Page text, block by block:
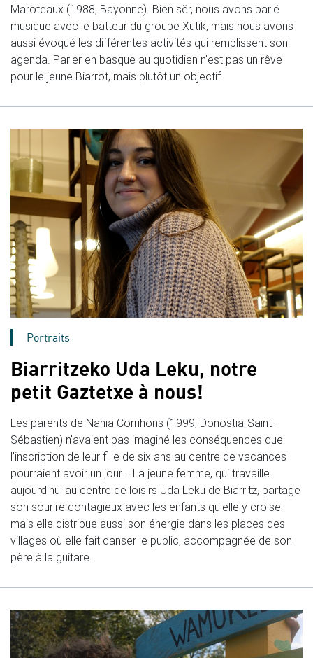
Maroteaux (1988, Bayonne). Bien sër, nous avons parlé
musique avec le batteur du groupe Xutik, mais nous avons
aussi évoqué les différentes activités qui remplissent son
agenda. Parler en basque au quotidien n'est pas un rêve
pour le jeune Biarrot, mais plutôt un objectif.
Portraits
Biarritzeko Uda Leku, notre
petit Gaztetxe à nous!
Les parents de Nahia Corrihons (1999, Donostia-Saint-
Sébastien) n'avaient pas imaginé les conséquences que
l'inscription de leur fille de six ans au centre de vacances
pourraient avoir un jour... La jeune femme, qui travaille
aujourd'hui au centre de loisirs Uda Leku de Biarritz, partage
son sourire contagieux avec les enfants qu'elle y croise
mais elle distribue aussi son énergie dans les places des
villages où elle fait danser le public, accompagnée de son
père à la guitare.